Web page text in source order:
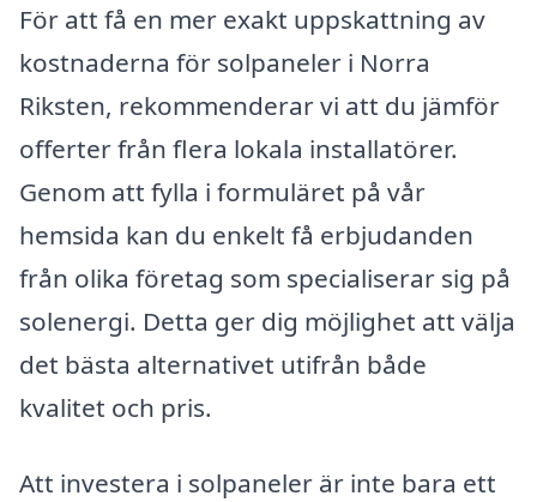
För att få en mer exakt uppskattning av
kostnaderna för solpaneler i Norra
Riksten, rekommenderar vi att du jämför
offerter från flera lokala installatörer.
Genom att fylla i formuläret på vår
hemsida kan du enkelt få erbjudanden
från olika företag som specialiserar sig på
solenergi. Detta ger dig möjlighet att välja
det bästa alternativet utifrån både
kvalitet och pris.
Att investera i solpaneler är inte bara ett